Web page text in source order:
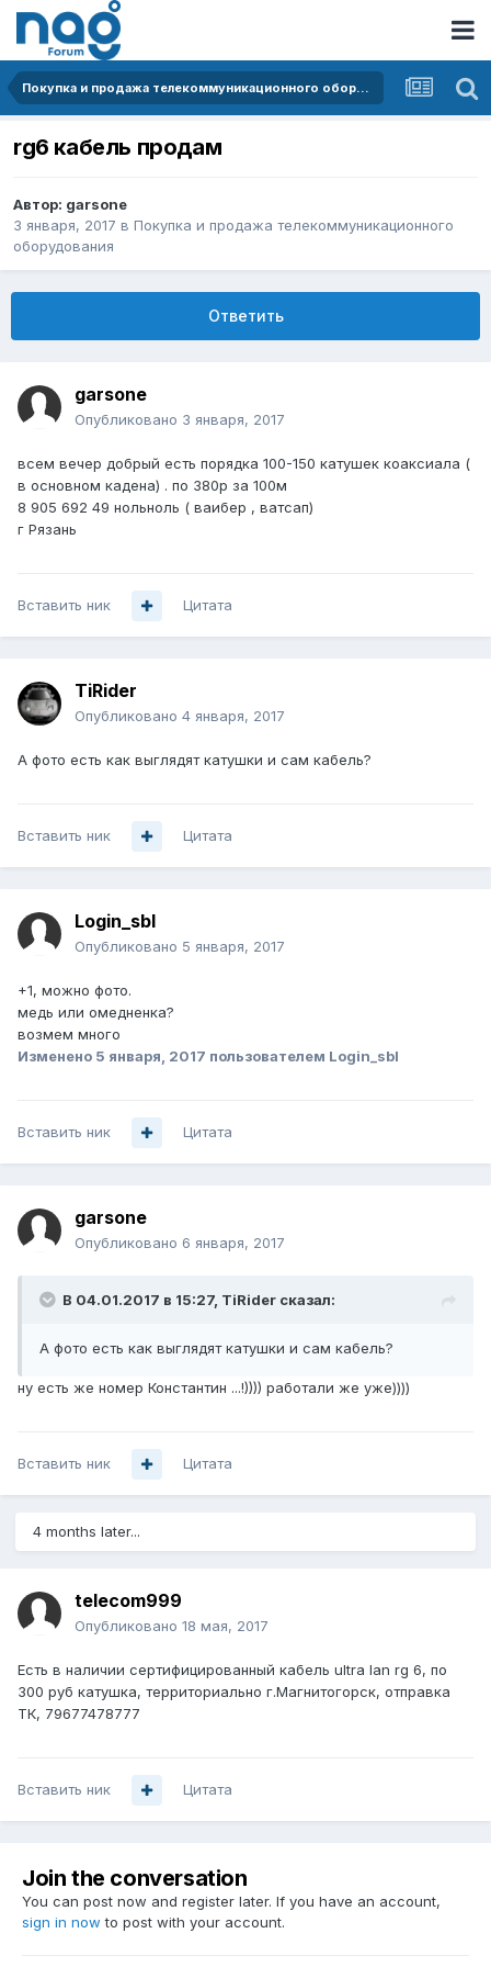
Покупка и продажа телекоммуникационного оборудования
rg6 кабель продам
Автор: garsone
3 января, 2017 в Покупка и продажа телекоммуникационного
оборудования
Ответить
garsone
Опубликовано 3 января, 2017
всем вечер добрый есть порядка 100-150 катушек коаксиала (
в основном кадена) . по 380р за 100м
8 905 692 49 нольноль ( ваибер , ватсап)
г Рязань
Вставить ник Цитата
TiRider
Опубликовано 4 января, 2017
А фото есть как выглядят катушки и сам кабель?
Вставить ник Цитата
Login_sbl
Опубликовано 5 января, 2017
+1, можно фото.
медь или омедненка?
возмем много
Изменено 5 января, 2017 пользователем Login_sbl
Вставить ник Цитата
garsone
Опубликовано 6 января, 2017
В 04.01.2017 в 15:27, TiRider сказал:
А фото есть как выглядят катушки и сам кабель?
ну есть же номер Константин ...!)))) работали же уже))))
Вставить ник Цитата
4 months later...
telecom999
Опубликовано 18 мая, 2017
Есть в наличии сертифицированный кабель ultra lan rg 6, по
300 руб катушка, территориально г.Магнитогорск, отправка
ТК, 79677478777
Вставить ник Цитата
Join the conversation
You can post now and register later. If you have an account,
sign in now to post with your account.